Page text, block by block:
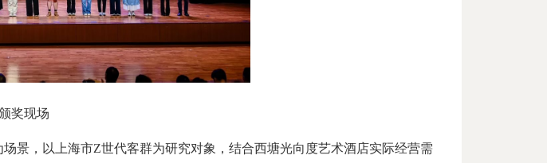
奖现场
景，以上海市Z世代客群为研究对象，结合西塘光向度艺术酒店实际经营需